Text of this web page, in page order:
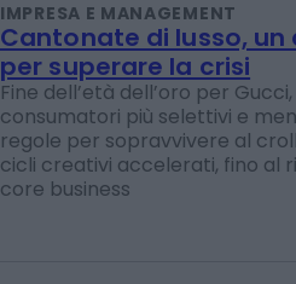
IMPRESA E MANAGEMENT
Cantonate di lusso,
per superare la crisi
Fine dell’età dell’oro per
consumatori più selettivi e
regole per sopravvivere al
cicli creativi accelerati, fino al
core business